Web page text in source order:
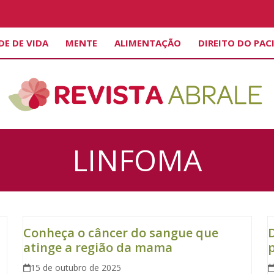
DE VIDA MENTE ALIMENTAÇÃO DIREITO DO
LINFOMA
Conheça o câncer do sangue que
atinge a região da mama
15 de outubro de 2025